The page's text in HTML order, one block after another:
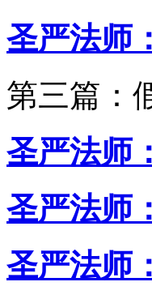
圣严法师
第三篇：
圣严法师
圣严法师
圣严法师